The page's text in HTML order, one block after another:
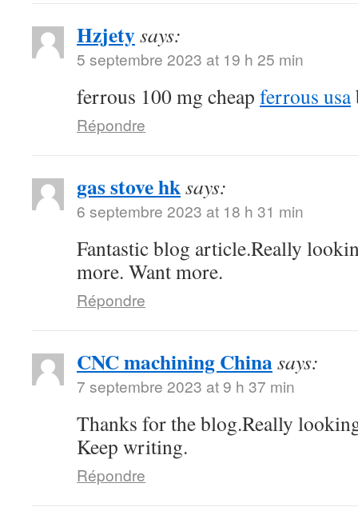
Hzjetysays:
5 septembre 2023 at 19 h 25 min
ferrous 100 mg cheap ferrous usa
Répondre
gas stove hksays:
6 septembre 2023 at 18 h 31 min
Fantastic blog article.Really
more. Want more.
Répondre
CNC machining Chinasays:
7 septembre 2023 at 9 h 37 min
Thanks for the blog.Really
Keep writing.
Répondre